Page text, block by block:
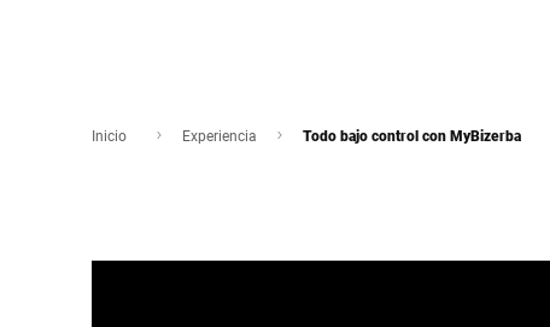
Inicio Experiencia Todo bajo control con MyBizerba